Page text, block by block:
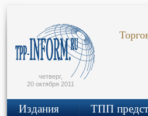
четверг,
20 октября 2011
Издания ТПП